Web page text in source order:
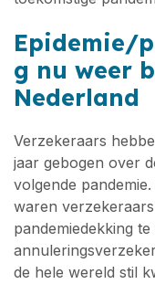
Epidemie/
g nu weer
Nederland
Verzekeraars
jaar gebogen over
volgende
waren
pandemiedekking
de hele wereld stil